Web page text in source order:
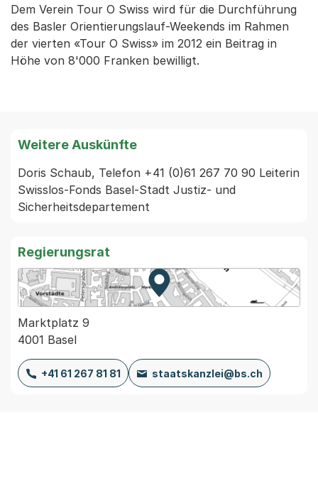
Dem Verein Tour O Swiss wird für die Durchführung
des Basler Orientierungslauf-Weekends im Rahmen
der vierten «Tour O Swiss» im 2012 ein Beitrag in
Höhe von 8'000 Franken bewilligt.
Weitere Auskünfte
Doris Schaub, Telefon +41 (0)61 267 70 90 Leiterin
Swisslos-Fonds Basel-Stadt Justiz- und
Sicherheitsdepartement
Regierungsrat
Zur Karte von MapBS.
Externer Link, wird in einem
Marktplatz 9
4001 Basel
+41 61 267 81 81 staatskanzlei@bs.ch